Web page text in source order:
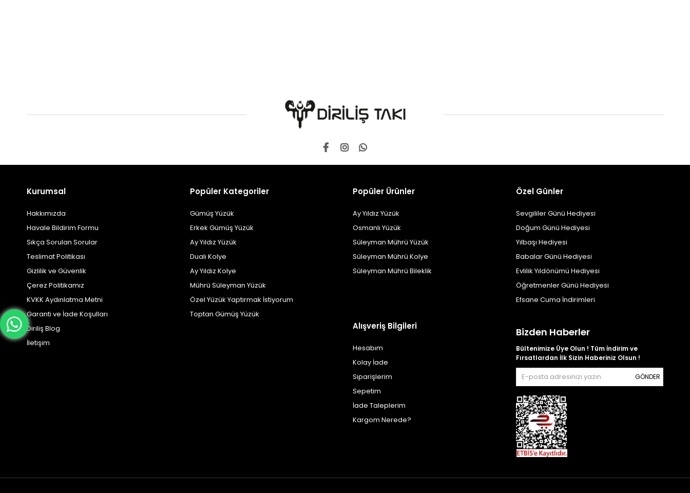
Kurumsal
Hakkımızda
Havale Bildirim Formu
Sıkça Sorulan Sorular
Teslimat Politikası
Gizlilik ve Güvenlik
Çerez Politikamız
KVKK Aydınlatma Metni
Garanti ve İade Koşulları
Diriliş Blog
İletişim
Popüler Kategoriler
Gümüş Yüzük
Erkek Gümüş Yüzük
Ay Yıldız Yüzük
Dualı Kolye
Ay Yıldız Kolye
Mührü Süleyman Yüzük
Özel Yüzük Yaptırmak İstiyorum
Toptan Gümüş Yüzük
Popüler Ürünler
Ay Yıldız Yüzük
Osmanlı Yüzük
Süleyman Mührü Yüzük
Süleyman Mührü Kolye
Süleyman Mührü Bileklik
Özel Günler
Sevgililer Günü Hediyesi
Doğum Günü Hediyesi
Yılbaşı Hediyesi
Babalar Günü Hediyesi
Evlilik Yıldönümü Hediyesi
Öğretmenler Günü Hediyesi
Efsane Cuma İndirimleri
Alışveriş Bilgileri
Hesabım
Kolay İade
Siparişlerim
Sepetim
İade Taleplerim
Kargom Nerede?
Bizden Haberler
Bültenimize Üye Olun ! Tüm İndirim ve
Fırsatlardan İlk Sizin Haberiniz Olsun !
GÖNDER